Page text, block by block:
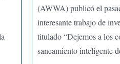
(AWWA) publicó el
interesante trabajo de
titulado “Dejemos a los
saneamiento inteligente